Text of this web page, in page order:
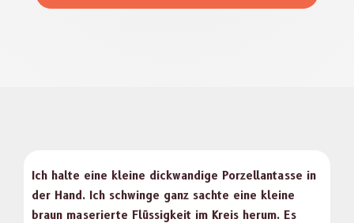
Ich halte eine kleine dick­wandi­ge Porzel­lan­tasse in
der Hand. Ich schwinge ganz sachte eine kleine
braun maserierte Flüs­sigkeit im Kreis herum. Es